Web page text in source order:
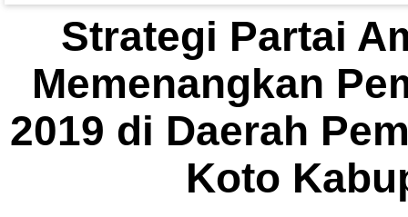
Strategi Partai
Memenangkan
2019 di Daerah
Koto